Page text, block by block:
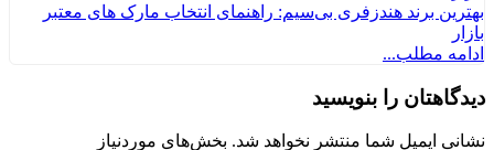
بهترین برند هندزفری بی‌سیم: راهنمای انتخاب مارک های معتبر
بازار
ادامه مطلب...
دیدگاهتان را بنویسید
نشانی ایمیل شما منتشر نخواهد شد. بخش‌های موردنیاز